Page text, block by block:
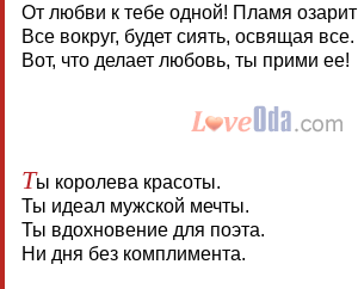
От любви к тебе одной! Пламя озарит
Все вокруг, будет сиять, освящая все.
Вот, что делает любовь, ты прими ее!
Ты королева красоты.
Ты идеал мужской мечты.
Ты вдохновение для поэта.
Ни дня без комплимента.